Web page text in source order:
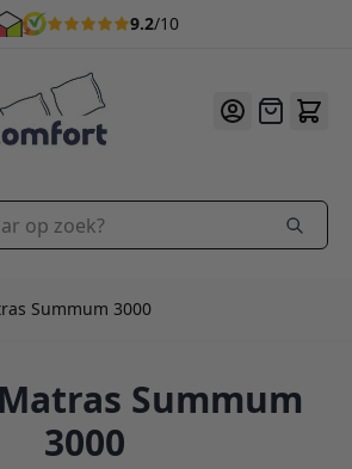
9.2/10
Offerte
zoek?
Summum 3000
Summum
3000